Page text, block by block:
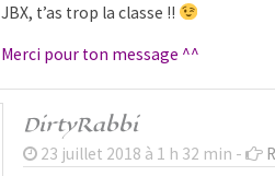
JBX, t’as trop la classe !!
Merci pour ton message ^^
DirtyRabbi
23 juillet 2018 à 1 h 32 min -